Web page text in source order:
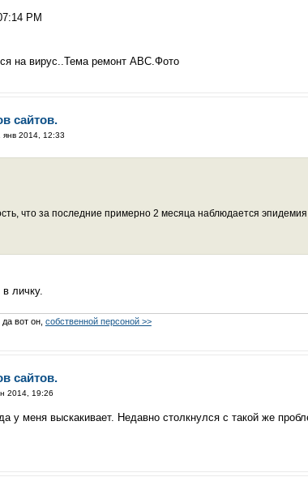
PM
на вирус..Тема ремонт АВС.Фото
сайтов.
2014, 12:33
что за последние примерно 2 месяца наблюдается
личку.
вот он, собственной персоной >>
сайтов.
2014, 19:26
у меня выскакивает. Недавно столкнулся с такой же